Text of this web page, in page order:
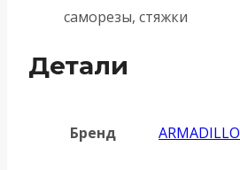
саморезы, стяжки
Детали
Бренд ARMADILLO